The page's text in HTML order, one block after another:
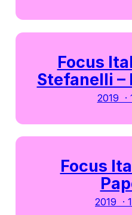
Focus
Stefanelli –
2019 ·
Focus
2019 ·